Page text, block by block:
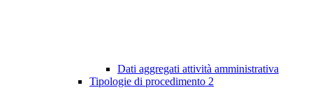
Dati aggregati attività amministrativa
Tipologie di procedimento 2